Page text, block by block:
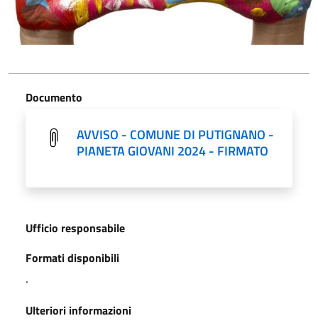
Documento
AVVISO - COMUNE DI PUTIGNANO -
PIANETA GIOVANI 2024 - FIRMATO
Ufficio responsabile
Formati disponibili
.
Ulteriori informazioni